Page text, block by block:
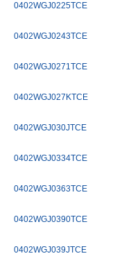
0402WGJ0225TCE
0402WGJ0243TCE
0402WGJ0271TCE
0402WGJ027KTCE
0402WGJ030JTCE
0402WGJ0334TCE
0402WGJ0363TCE
0402WGJ0390TCE
0402WGJ039JTCE